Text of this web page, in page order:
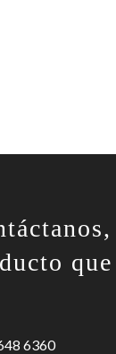
6360